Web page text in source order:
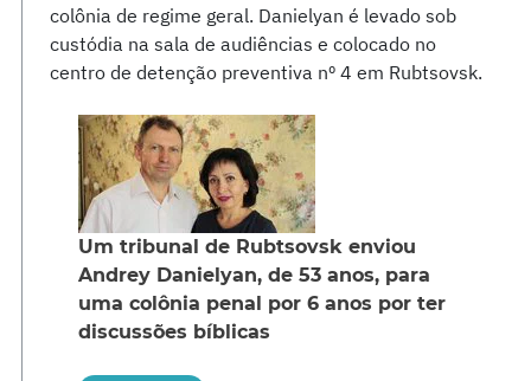
colônia de regime geral. Danielyan é levado sob
custódia na sala de audiências e colocado no
centro de detenção preventiva nº 4 em Rubtsovsk.
Um tribunal de Rubtsovsk enviou
Andrey Danielyan, de 53 anos, para
uma colônia penal por 6 anos por ter
discussões bíblicas